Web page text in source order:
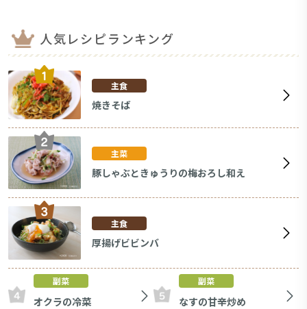
人気レシピランキング
主食
焼きそば
主菜
豚しゃぶときゅうりの梅おろし和え
主食
厚揚げビビンバ
副菜
オクラの冷菜
副菜
なすの甘辛炒め